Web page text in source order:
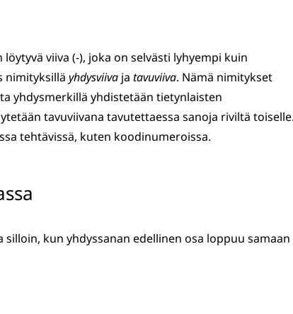
viiva (-), joka on selvästi lyhyempi kuin
nimityksillä yhdysviiva ja tavuviiva. Nämä nimitykset
yhdysmerkillä yhdistetään tietynlaisten
tavuviivana tavutettaessa sanoja riviltä toiselle.
tehtävissä, kuten koodinumeroissa.
kun yhdyssanan edellinen osa loppuu samaan